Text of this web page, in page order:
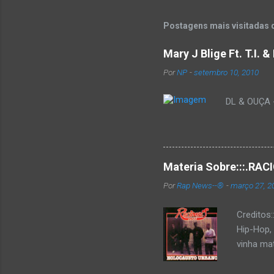
Postagens mais visitadas
Mary J Blige Ft. T.I. &
PorNP -setembro 10, 2010
DL &
Materia
PorRap News--® -março 27,
Hip-
vinha